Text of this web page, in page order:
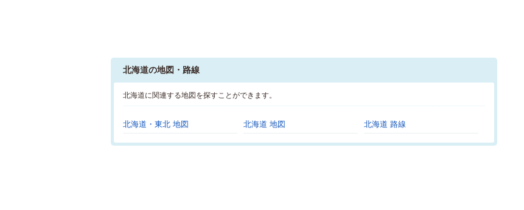
北海道の地図・路線
北海道に関連する地図を探すことができます。
北海道・東北 地図 北海道 地図 北海道 路線